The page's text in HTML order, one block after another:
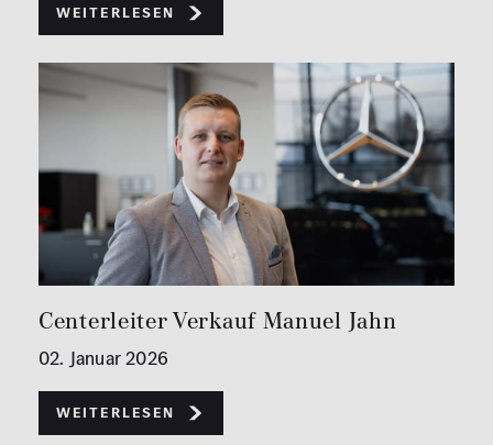
Weiterlesen
Centerleiter Verkauf Manuel Jahn
02. Januar 2026
Weiterlesen